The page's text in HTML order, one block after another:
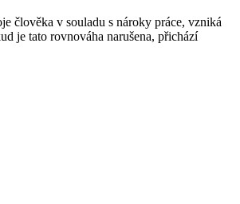
člověka v souladu s nároky práce, vzniká
je tato rovnováha narušena, přichází